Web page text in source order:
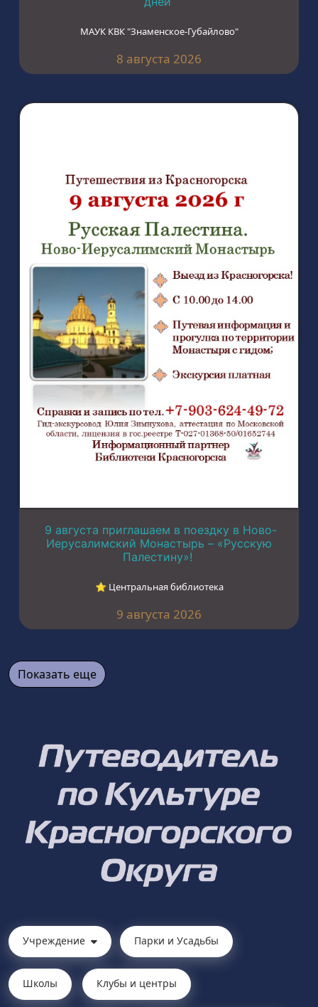
МАУК КВК "Знаменское-Губайлово"
8 августа 2026
9 августа приглашаем в поездку в Ново-
Иерусалимский Монастырь – «Русскую
Палестину»!
⭐︎ Центральная библиотека
9 августа 2026
Показать еще
Учреждение Парки и Усадьбы
Школы Клубы и центры